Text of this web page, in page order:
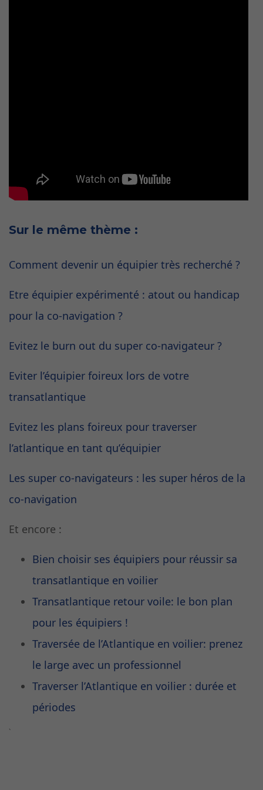
Sur le même thème :
Comment devenir un équipier très recherché ?
Etre équipier expérimenté : atout ou handicap
pour la co-navigation ?
Evitez le burn out du super co-navigateur ?
Eviter l’équipier foireux lors de votre
transatlantique
Evitez les plans foireux pour traverser
l’atlantique en tant qu’équipier
Les super co-navigateurs : les super héros de la
co-navigation
Et encore :
Bien choisir ses équipiers pour réussir sa
transatlantique en voilier
Transatlantique retour voile: le bon plan
pour les équipiers !
Traversée de l’Atlantique en voilier: prenez
le large avec un professionnel
Traverser l’Atlantique en voilier : durée et
périodes
`